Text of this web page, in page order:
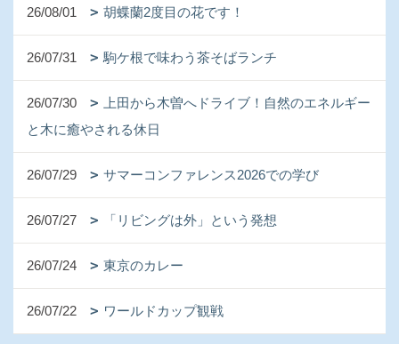
26/08/01 胡蝶蘭2度目の花です！
26/07/31 駒ケ根で味わう茶そばランチ
26/07/30
上田から木曽へドライブ！自然のエネルギー
と木に癒やされる休日
26/07/29 サマーコンファレンス2026での学び
26/07/27 「リビングは外」という発想
26/07/24 東京のカレー
26/07/22 ワールドカップ観戦